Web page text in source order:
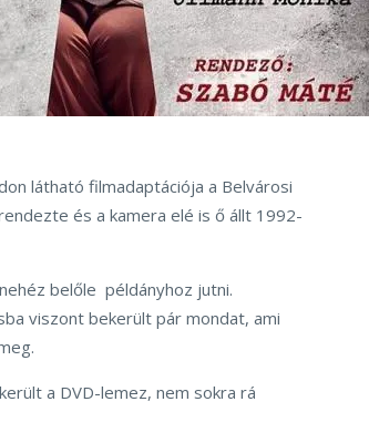
látható filmadaptációja a Belvárosi
és a kamera elé is ő állt 1992-
belőle példányhoz jutni.
viszont bekerült pár mondat, ami
a DVD-lemez, nem sokra rá